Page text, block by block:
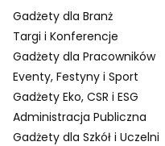
Gadżety dla Branż
Targi i Konferencje
Gadżety dla Pracowników
Eventy, Festyny i Sport
Gadżety Eko, CSR i ESG
Administracja Publiczna
Gadżety dla Szkół i Uczelni